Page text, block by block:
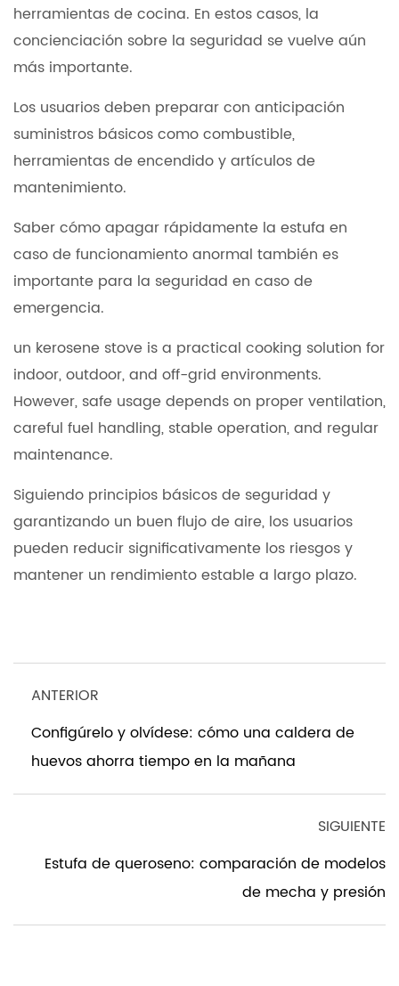
herramientas de cocina. En estos casos, la
concienciación sobre la seguridad se vuelve aún
más importante.
Los usuarios deben preparar con anticipación
suministros básicos como combustible,
herramientas de encendido y artículos de
mantenimiento.
Saber cómo apagar rápidamente la estufa en
caso de funcionamiento anormal también es
importante para la seguridad en caso de
emergencia.
un kerosene stove is a practical cooking solution for
indoor, outdoor, and off-grid environments.
However, safe usage depends on proper ventilation,
careful fuel handling, stable operation, and regular
maintenance.
Siguiendo principios básicos de seguridad y
garantizando un buen flujo de aire, los usuarios
pueden reducir significativamente los riesgos y
mantener un rendimiento estable a largo plazo.
ANTERIOR
Configúrelo y olvídese: cómo una caldera de
huevos ahorra tiempo en la mañana
SIGUIENTE
Estufa de queroseno: comparación de modelos
de mecha y presión